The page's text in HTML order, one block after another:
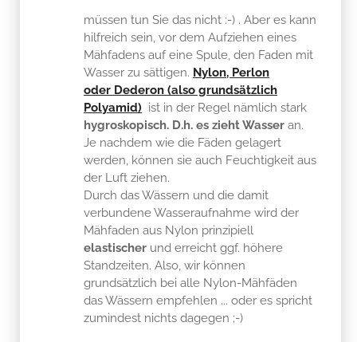
müssen tun Sie das nicht :-) . Aber es kann
hilfreich sein, vor dem Aufziehen eines
Mähfadens auf eine Spule, den Faden mit
Wasser zu sättigen. Nylon, Perlon
oder Dederon (also grundsätzlich
Polyamid) ist in der Regel nämlich stark
hygroskopisch. D.h. es zieht Wasser an.
Je nachdem wie die Fäden gelagert
werden, können sie auch Feuchtigkeit aus
der Luft ziehen.
Durch das Wässern und die damit
verbundene Wasseraufnahme wird der
Mähfaden aus Nylon prinzipiell
elastischer und erreicht ggf. höhere
Standzeiten. Also, wir können
grundsätzlich bei alle Nylon-Mähfäden
das Wässern empfehlen ... oder es spricht
zumindest nichts dagegen ;-)